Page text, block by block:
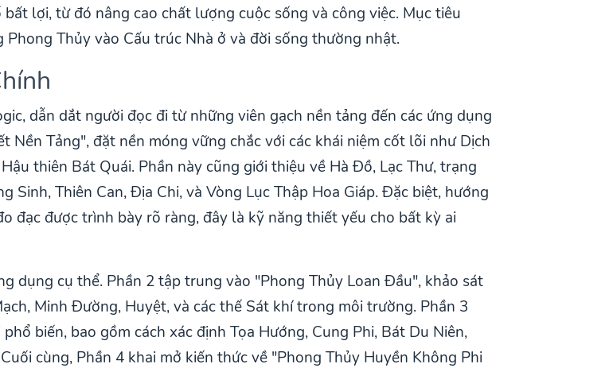
lợi, từ đó nâng cao chất lượng cuộc sống và công việc. Mục tiêu
Thủy vào Cấu trúc Nhà ở và đời sống thường nhật.
dẫn dắt người đọc đi từ những viên gạch nền tảng đến các ứng dụng
Nền Tảng", đặt nền móng vững chắc với các khái niệm cốt lõi như Dịch
thiên Bát Quái. Phần này cũng giới thiệu về Hà Đồ, Lạc Thư, trạng
Sinh, Thiên Can, Địa Chi, và Vòng Lục Thập Hoa Giáp. Đặc biệt, hướng
đạc được trình bày rõ ràng, đây là kỹ năng thiết yếu cho bất kỳ ai
dụng cụ thể. Phần 2 tập trung vào "Phong Thủy Loan Đầu", khảo sát
Minh Đường, Huyệt, và các thế Sát khí trong môi trường. Phần 3
biến, bao gồm cách xác định Tọa Hướng, Cung Phi, Bát Du Niên,
cùng, Phần 4 khai mở kiến thức về "Phong Thủy Huyền Không Phi